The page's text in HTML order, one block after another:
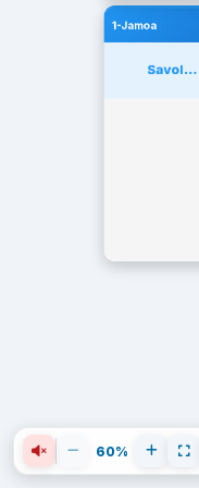
1-Jamoa
Savol...
60%